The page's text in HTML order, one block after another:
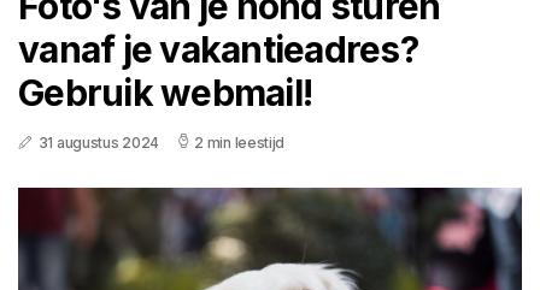
vanaf je vakantieadres?
Gebruik webmail!
31 augustus 2024 2 min leestijd